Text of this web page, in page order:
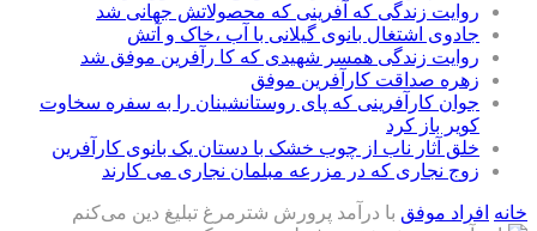
روایت زندگی که آفرینی که محصولاتش جهانی شد
جادوی اشتغال بانوی گیلانی با آب ،خاک و آتش
روایت زندگی همسر شهیدی که کا رآفرین موفق شد
زهره صداقت کارآفرین موفق
جوان کارآفرینی که پای روستانشینان را به سفره سخاوت
کویر باز کرد
خلق آثار ناب از چوب خشک با دستان یک بانوی کارآفرین
زوج نجاری که در مزرعه مبلمان نجاری می کارند
خانه افراد موفق با درآمد پرورش شترمرغ تبلیغ دین می‌کنم